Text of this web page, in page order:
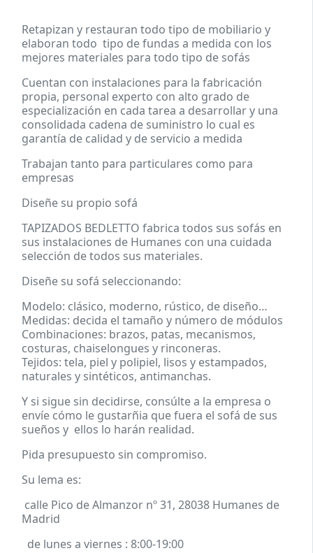
Retapizan y restauran todo tipo de mobiliario y
elaboran todo tipo de fundas a medida con los
mejores materiales para todo tipo de sofás
Cuentan con instalaciones para la fabricación
propia, personal experto con alto grado de
especialización en cada tarea a desarrollar y una
consolidada cadena de suministro lo cual es
garantía de calidad y de servicio a medida
Trabajan tanto para particulares como para
empresas
Diseñe su propio sofá
TAPIZADOS BEDLETTO fabrica todos sus sofás en
sus instalaciones de Humanes con una cuidada
selección de todos sus materiales.
Diseñe su sofá seleccionando:
Modelo: clásico, moderno, rústico, de diseño…
Medidas: decida el tamaño y número de módulos
Combinaciones: brazos, patas, mecanismos,
costuras, chaiselongues y rinconeras.
Tejidos: tela, piel y polipiel, lisos y estampados,
naturales y sintéticos, antimanchas.
Y si sigue sin decidirse, consúlte a la empresa o
envíe cómo le gustarñia que fuera el sofá de sus
sueños y ellos lo harán realidad.
Pida presupuesto sin compromiso.
Su lema es:
calle Pico de Almanzor nº 31, 28038 Humanes de
Madrid
de lunes a viernes : 8:00-19:00